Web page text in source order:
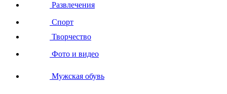
Развлечения
Спорт
Творчество
Фото и видео
Мужская обувь